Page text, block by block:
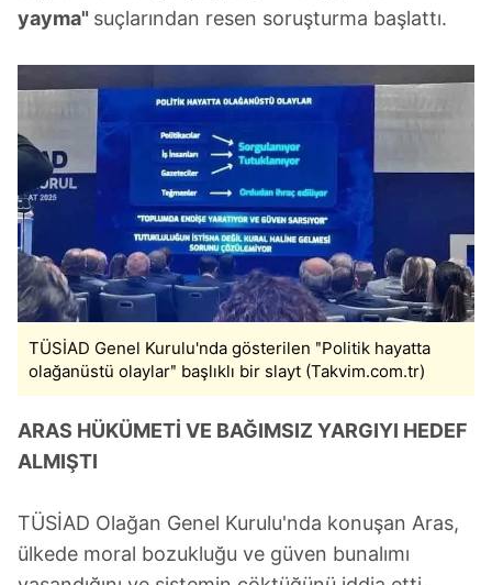
yayma" suçlarından resen soruşturma başlattı.
TÜSİAD Genel Kurulu'nda gösterilen ʺPolitik hayatta
olağanüstü olaylarʺ başlıklı bir slayt (Takvim.com.tr)
ARAS HÜKÜMETİ VE BAĞIMSIZ YARGIYI HEDEF
ALMIŞTI
TÜSİAD Olağan Genel Kurulu'nda konuşan Aras,
ülkede moral bozukluğu ve güven bunalımı